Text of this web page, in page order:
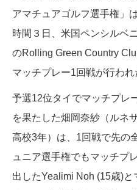
アマチュアゴルフ選手権」
時間３日、米国ペンシルベ
のRolling Green Country
マッチプレー1回戦が行われ
予選12位タイでマッチプレ
を果たした畑岡奈紗（ルネ
高校3年）は、1回戦で先の
ュニア選手権でもマッチプ
出したYealimi Noh (15歳)と